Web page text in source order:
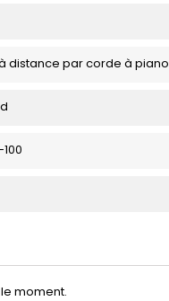
distance par corde à piano
moment.